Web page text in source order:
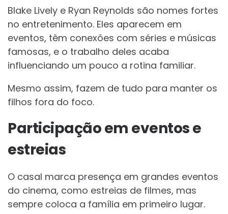
Blake Lively e Ryan Reynolds são nomes fortes
no entretenimento. Eles aparecem em
eventos, têm conexões com séries e músicas
famosas, e o trabalho deles acaba
influenciando um pouco a rotina familiar.
Mesmo assim, fazem de tudo para manter os
filhos fora do foco.
Participação em eventos e
estreias
O casal marca presença em grandes eventos
do cinema, como estreias de filmes, mas
sempre coloca a família em primeiro lugar.